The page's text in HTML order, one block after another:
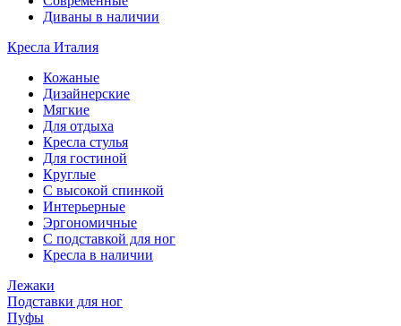
Диваны в наличии
Кресла Италия
Кожаные
Дизайнерские
Мягкие
Для отдыха
Кресла стулья
Для гостиной
Круглые
С высокой спинкой
Интерьерные
Эргономичные
С подставкой для ног
Кресла в наличии
Лежаки
Подставки для ног
Пуфы